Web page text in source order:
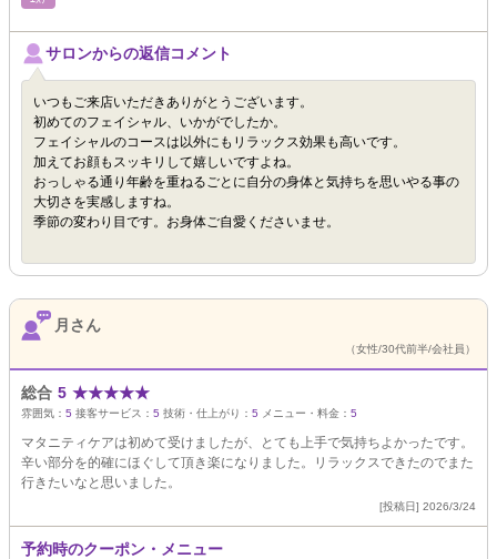
サロンからの返信コメント
いつもご来店いただきありがとうございます。
初めてのフェイシャル、いかがでしたか。
フェイシャルのコースは以外にもリラックス効果も高いです。
加えてお顔もスッキリして嬉しいですよね。
おっしゃる通り年齢を重ねるごとに自分の身体と気持ちを思いやる事の
大切さを実感しますね。
季節の変わり目です。お身体ご自愛くださいませ。
月さん
（女性/30代前半/会社員）
総合 5 ★★★★★
雰囲気： 5 接客サービス： 5 技術・仕上がり： 5 メニュー・料金： 5
マタニティケアは初めて受けましたが、とても上手で気持ちよかったです。
辛い部分を的確にほぐして頂き楽になりました。リラックスできたのでまた
行きたいなと思いました。
[投稿日] 2026/3/24
予約時のクーポン・メニュー